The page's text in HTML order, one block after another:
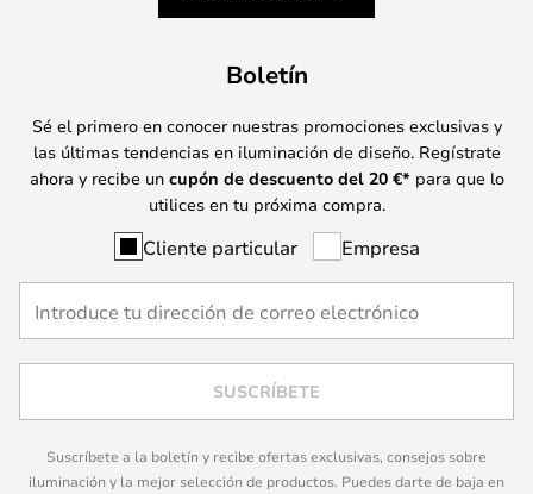
Boletín
Sé el primero en conocer nuestras promociones exclusivas y
las últimas tendencias en iluminación de diseño. Regístrate
ahora y recibe un cupón de descuento del 20 €* para que lo
utilices en tu próxima compra.
Cliente particular Empresa
SUSCRÍBETE
Suscríbete a la boletín y recibe ofertas exclusivas, consejos sobre
iluminación y la mejor selección de productos. Puedes darte de baja en